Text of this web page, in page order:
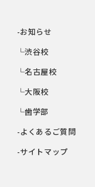
-お知らせ
└渋谷校
└名古屋校
└大阪校
└歯学部
-よくあるご質問
-サイトマップ